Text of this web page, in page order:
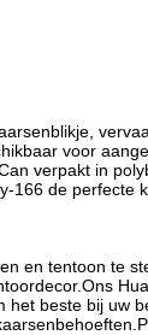
voor
verpakt in
166 de perfecte
en tentoon te
het beste bij uw